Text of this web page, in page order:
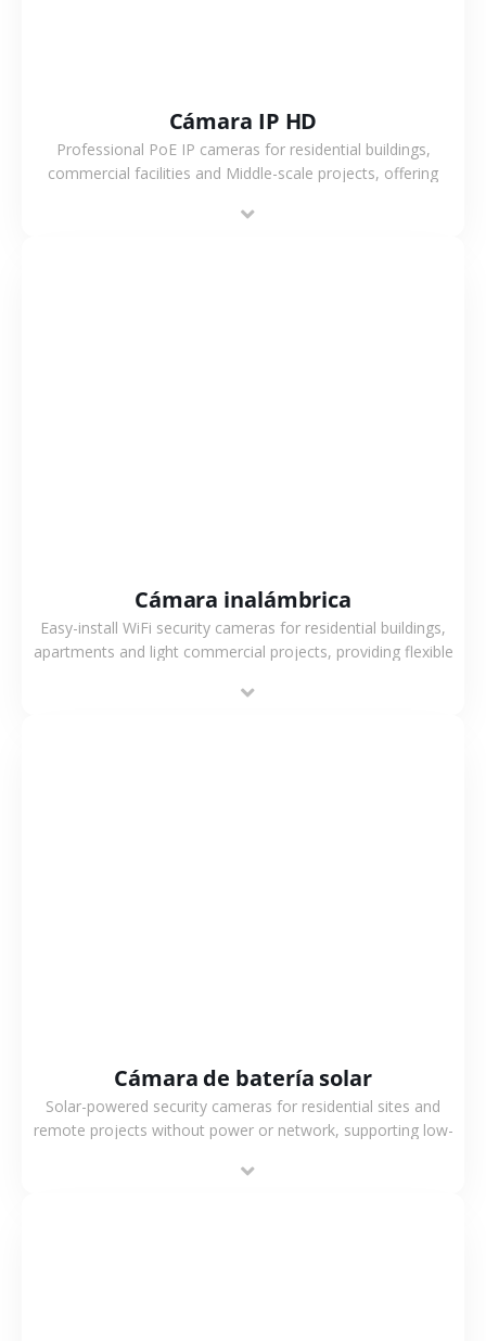
Cámara IP HD
Professional PoE IP cameras for residential buildings,
commercial facilities and Middle-scale projects, offering
support.
Cámara inalámbrica
Easy-install WiFi security cameras for residential buildings,
apartments and light commercial projects, providing flexible
Cámara de batería solar
Solar-powered security cameras for residential sites and
remote projects without power or network, supporting low-
monitoring.